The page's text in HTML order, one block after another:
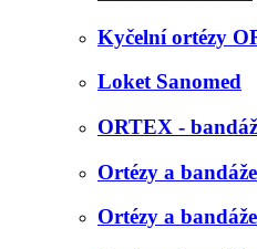
Kyčelní ortézy
Loket Sanomed
ORTEX -
Ortézy a
Ortézy a